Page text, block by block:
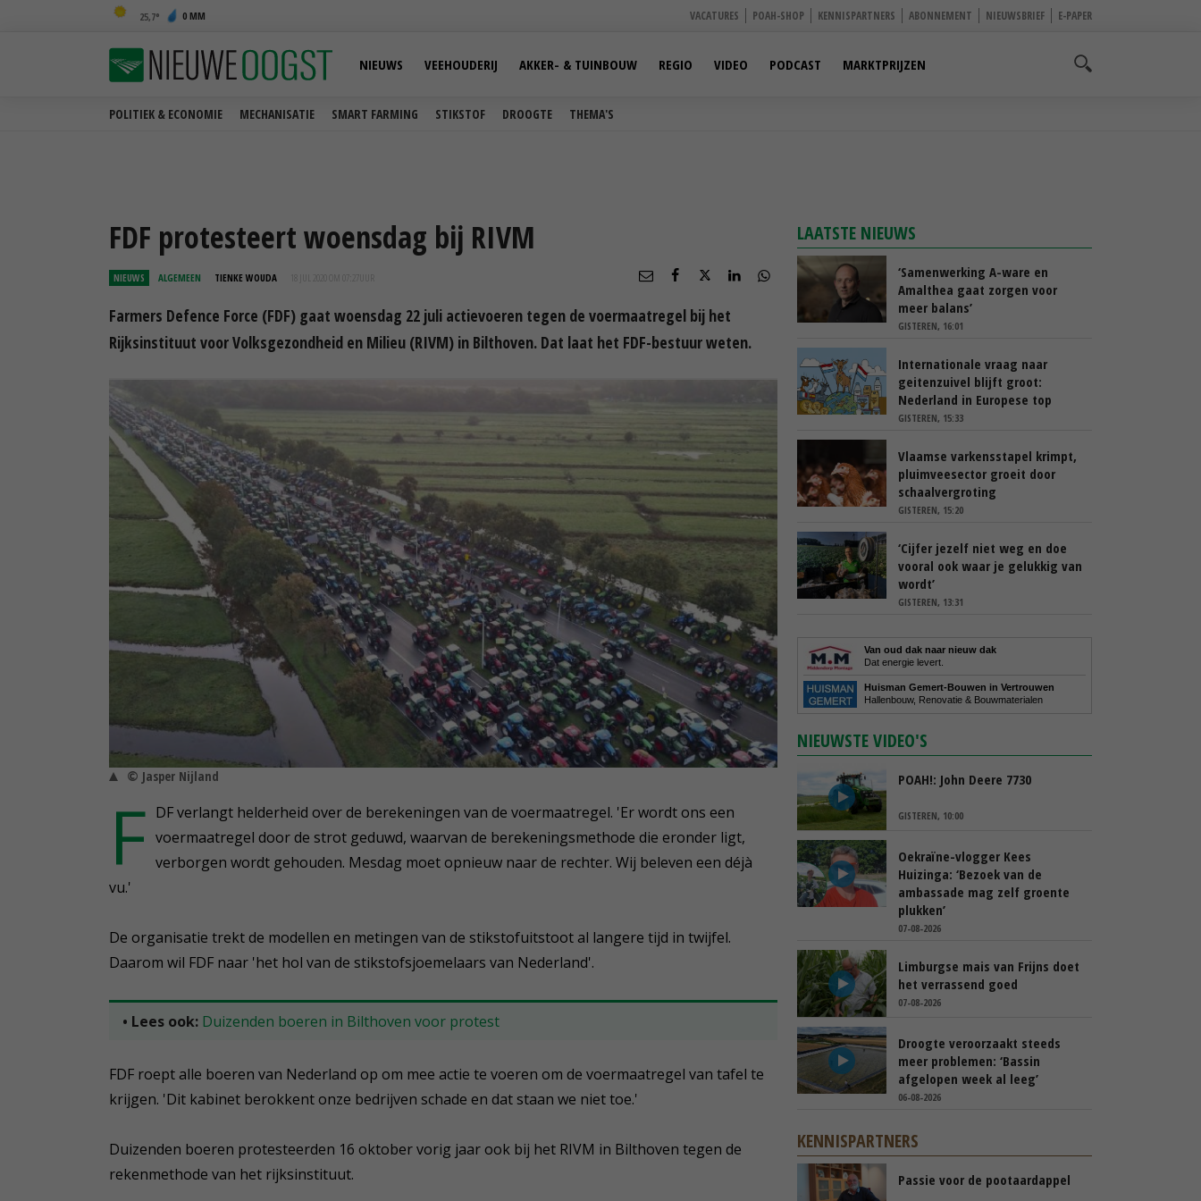
25,7 0 MM VACATURES POAH-SHOP KENNISPARTNERS ABONNEMENT NIEUWSBRIEF E-PAPER
POLITIEK & ECONOMIE MECHANISATIE SMART FARMING STIKSTOF DROOGTE THEMA'S
NIEUWS VEEHOUDERIJ AKKER- & TUINBOUW REGIO VIDEO PODCAST MARKTPRIJZEN
FDF protesteert woensdag bij RIVM
NIEUWS ALGEMEEN TIENKE WOUDA 18 JUL 2020 OM 07:27
Farmers Defence Force (FDF) gaat woensdag 22 juli actievoeren tegen de voermaatregel bij het
Rijksinstituut voor Volksgezondheid en Milieu (RIVM) in Bilthoven. Dat laat het FDF-bestuur weten.
© Jasper Nijland
F DF verlangt helderheid over de berekeningen van de voermaatregel. 'Er wordt ons een
voermaatregel door de strot geduwd, waarvan de berekeningsmethode die eronder ligt,
verborgen wordt gehouden. Mesdag moet opnieuw naar de rechter. Wij beleven een déjà
vu.'
De organisatie trekt de modellen en metingen van de stikstofuitstoot al langere tijd in twijfel.
Daarom wil FDF naar 'het hol van de stikstofsjoemelaars van Nederland'.
• Lees ook: Duizenden boeren in Bilthoven voor protest
FDF roept alle boeren van Nederland op om mee actie te voeren om de voermaatregel van tafel te
krijgen. 'Dit kabinet berokkent onze bedrijven schade en dat staan we niet toe.'
Duizenden boeren protesteerden 16 oktober vorig jaar ook bij het RIVM in Bilthoven tegen de
rekenmethode van het rijksinstituut.
LAATSTE NIEUWS
‘Samenwerking A-ware en
Amalthea gaat zorgen voor
meer balans’
GISTEREN, 16:01
Internationale vraag naar
geitenzuivel blijft groot:
Nederland in Europese top
GISTEREN, 15:33
Vlaamse varkensstapel krimpt,
pluimveesector groeit door
schaalvergroting
GISTEREN, 15:20
‘Cijfer jezelf niet weg en doe
vooral ook waar je gelukkig van
wordt’
GISTEREN, 13:31
Van oud dak naar nieuw dak
Dat energie levert.
Huisman Gemert-Bouwen in Vertrouwen
Hallenbouw, Renovatie & Bouwmaterialen
NIEUWSTE VIDEO'S
POAH!: John Deere 7730
GISTEREN, 10:00
Oekraïne-vlogger Kees
Huizinga: ‘Bezoek van de
ambassade mag zelf groente
plukken’
07-08-2026
Limburgse mais van Frijns doet
het verrassend goed
07-08-2026
Droogte veroorzaakt steeds
meer problemen: ‘Bassin
afgelopen week al leeg’
06-08-2026
KENNISPARTNERS
Passie voor de pootaardappel